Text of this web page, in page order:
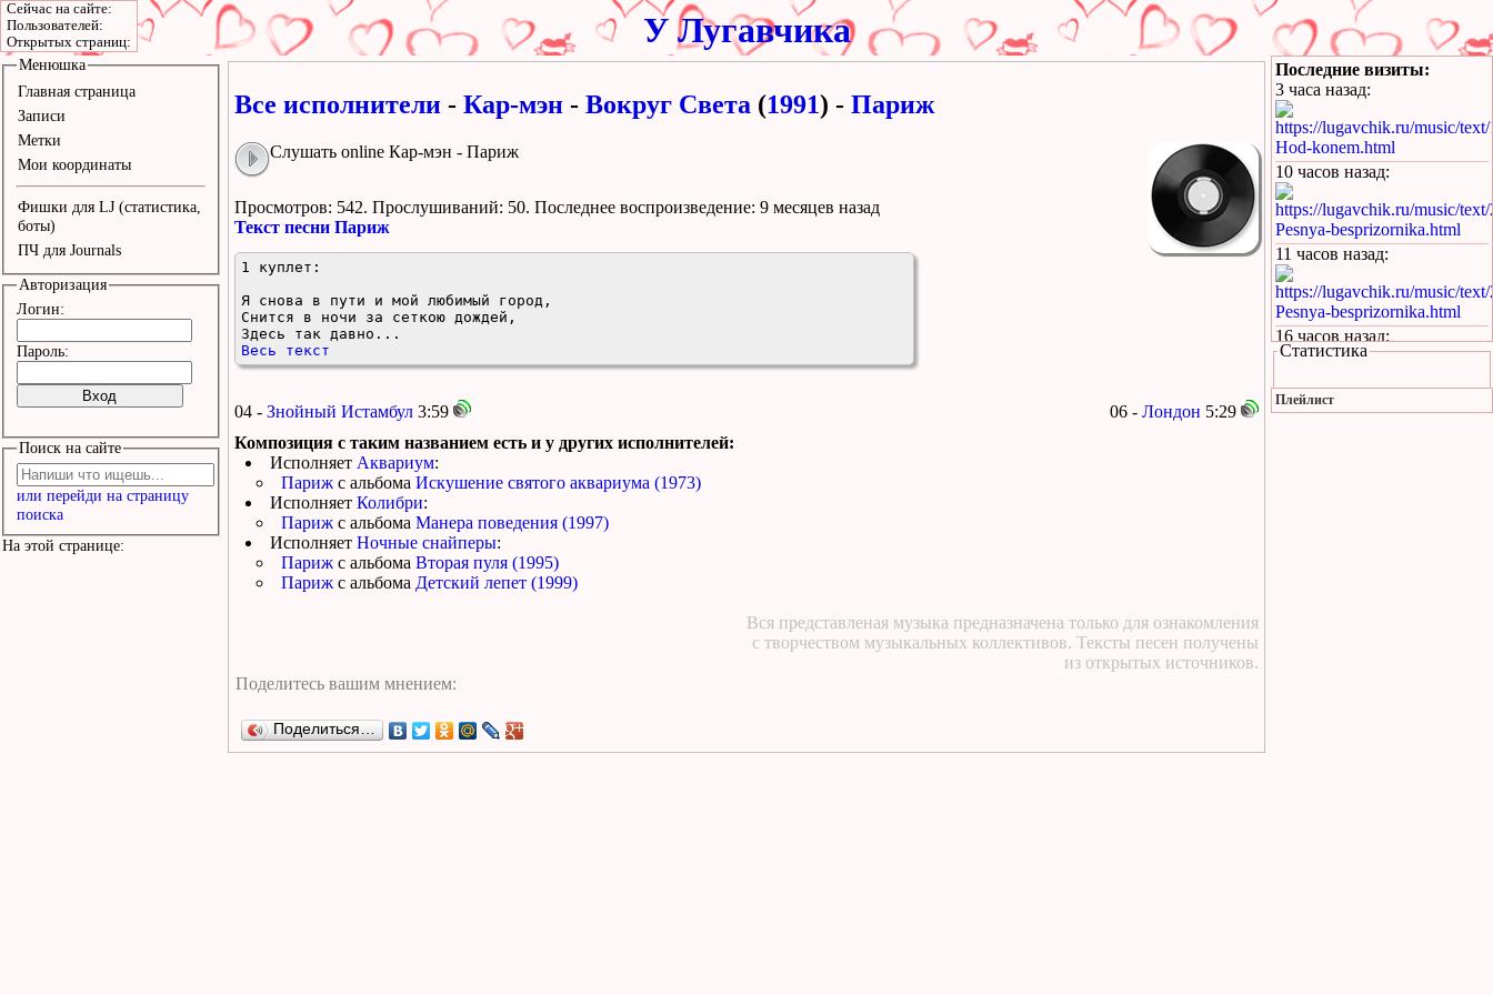
У Лугавчика
Все исполнители - Кар-мэн - Вокруг Света (1991) - Париж
Слушать online Кар-мэн - Париж
Просмотров: 542. Прослушиваний: 50. Поcледнее воспроизведение: 9 месяцев назад
Текст песни Париж
1 куплет:
Я снова в пути и мой любимый город,
Снится в ночи за сеткою дождей,
Здесь так давно...
Весь текст
04 - Знойный Истамбул 3:59 06 - Лондон 5:29
Композиция с таким названием есть и у других исполнителей:
Исполняет Аквариум:
Париж с альбома Искушение святого аквариума (1973)
Исполняет Колибри:
Париж с альбома Манера поведения (1997)
Исполняет Ночные снайперы:
Париж с альбома Вторая пуля (1995)
Париж с альбома Детский лепет (1999)
Вся представленая музыка предназначена только для ознакомления
с творчеством музыкальных коллективов. Тексты песен получены
из открытых источников.
Поделиться…
Менюшка
Главная страница
Записи
Метки
Мои координаты
Фишки для LJ (статистика,
боты)
ПЧ для Journals
Авторизация
Логин:
Пароль:
Поиск на сайте
или перейди на страницу
поиска
На этой странице:
Последние визиты:
3 часа назад:
https://lugavchik.ru/music/
Hod-konem.html
10 часов назад:
https://lugavchik.ru/music/
Pesnya-besprizornika.html
11 часов назад:
https://lugavchik.ru/music/
Pesnya-besprizornika.html
16 часов назад:
Leto-(pesnya-dlya-Coya).html
1 день назад:
Статистика
Плейлист
Сейчас на сайте:
Пользователей:
Открытых страниц: